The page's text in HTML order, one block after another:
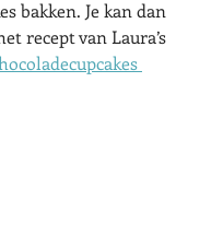
bakken. Je kan dan
recept van Laura’s